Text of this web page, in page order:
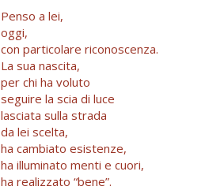
Penso a lei,
oggi,
con particolare riconoscenza.
La sua nascita,
per chi ha voluto
seguire la scia di luce
lasciata sulla strada
da lei scelta,
ha cambiato esistenze,
ha illuminato menti e cuori,
ha realizzato “bene”.